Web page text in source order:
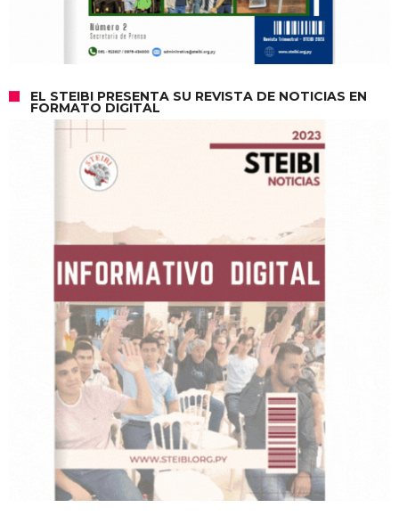
EL STEIBI PRESENTA SU REVISTA DE NOTICIAS EN
FORMATO DIGITAL